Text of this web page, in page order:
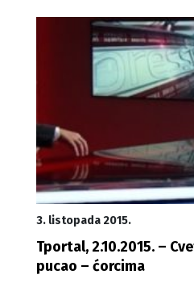
3. listopada 2015.
Tportal, 2.10.2015. –
pucao – ćorcima